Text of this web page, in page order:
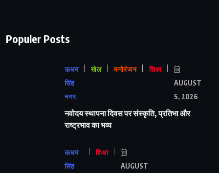
Populer Posts
ऊधम
सिंह
नगर
खेल मनोरंजन शिक्षा
AUGUST
5, 2026
नवोदय स्थापना दिवस पर संस्कृति, प्रतिभा और
राष्ट्रभाव का भव्य
ऊधम
सिंह
शिक्षा
AUGUST